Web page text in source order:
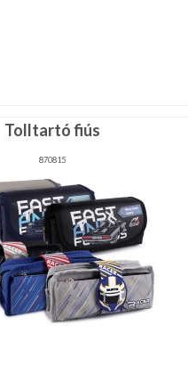
Tolltartó fiús
870815